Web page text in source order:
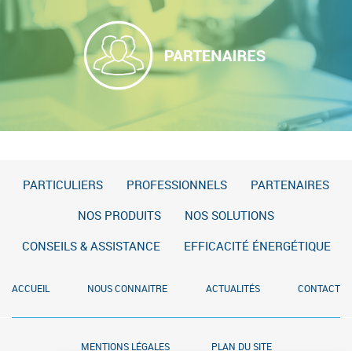
PARTICULIERS PROFESSIONNELS
PARTENAIRES
NOS PRODUITS
NOS SOLUTIONS
CONSEILS & ASSISTANCE
EFFICACITÉ ÉNERGÉTIQUE
ACCUEIL NOUS CONNAITRE ACTUALITÉS CONTACT
MENTIONS LÉGALES PLAN DU SITE